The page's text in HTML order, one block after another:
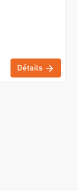
Détails